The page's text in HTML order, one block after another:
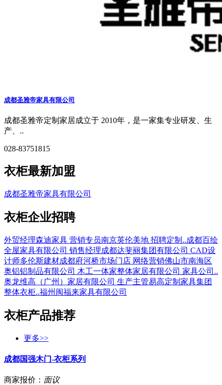
成都圣雅帝家具有限公司
成都圣雅帝定制家居成立于 2010年，是一家集专业研发、生
产、..
028-83751815
衣柜最新加盟
成都圣雅帝家具有限公司
衣柜企业招聘
外贸经理森迪家具 营销专员南京英伦美地 招聘定制..成都百绘
全屋家具有限公司 销售经理成都达斐丽集团有限公司 CAD设
计师多伦斯建材成都府河桥市场门店 网络营销佛山市南海区
奥铝铝制品有限公司 木工一体家整体家居有限公司 家具公司..
奥龙维高（广州）家居有限公司 生产主管易高定制家具集团
整体衣柜..福州闽福来家具有限公司
衣柜产品推荐
更多>>
成都国强木门-衣柜系列
商家报价： 面议